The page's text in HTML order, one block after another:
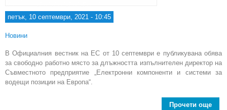
петък, 10 септември, 2021 - 10:45
Новини
В Официалния вестник на ЕС от 10 септември е публикувана обява
за свободно работно място за длъжността изпълнителен директор на
Съвместното предприятие „Електронни компоненти и системи за
водещи позиции на Европа“.
Прочети още